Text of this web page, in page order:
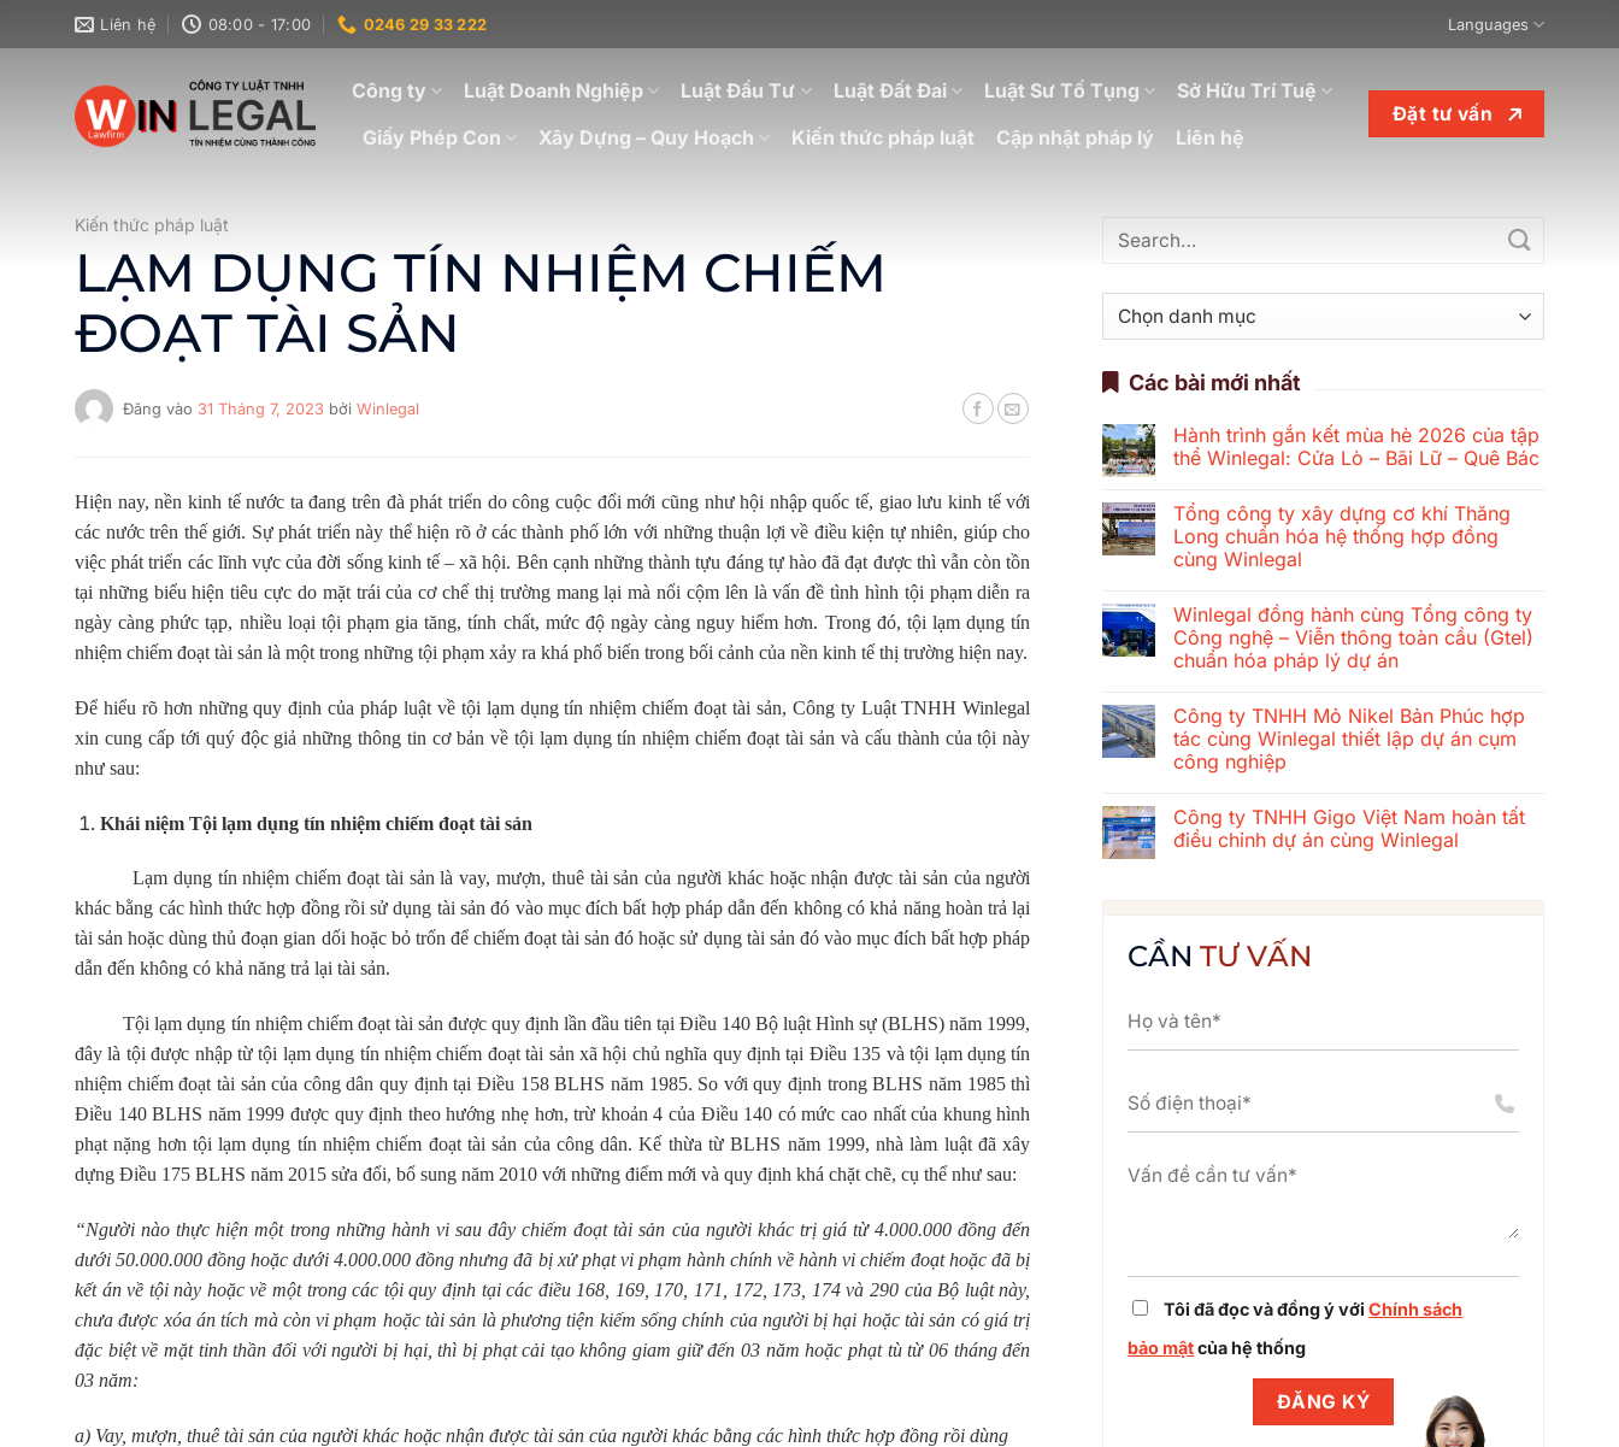
qua
Liên hệ 08:00 - 17:00 0246 29 33 222 Languages
Công ty Luật Doanh Nghiệp Luật Đầu Tư Luật Đất Đai Luật Sư Tố Tụng
Sở Hữu Trí Tuệ
Giấy Phép Con
Xây Dựng – Quy Hoạch Kiến thức pháp luật Cập nhật pháp lý Liên hệ
Đặt tư vấn
Kiến thức pháp luật
LẠM DỤNG TÍN NHIỆM CHIẾM
ĐOẠT TÀI SẢN
Đăng vào 31 Tháng 7, 2023 bởi Winlegal
Hiện nay, nền kinh tế nước ta đang trên đà phát triển do công cuộc đổi mới cũng như hội nhập quốc tế, giao lưu kinh tế với
các nước trên thế giới. Sự phát triển này thể hiện rõ ở các thành phố lớn với những thuận lợi về điều kiện tự nhiên, giúp cho
việc phát triển các lĩnh vực của đời sống kinh tế – xã hội. Bên cạnh những thành tựu đáng tự hào đã đạt được thì vẫn còn tồn
tại những biểu hiện tiêu cực do mặt trái của cơ chế thị trường mang lại mà nổi cộm lên là vấn đề tình hình tội phạm diễn ra
ngày càng phức tạp, nhiều loại tội phạm gia tăng, tính chất, mức độ ngày càng nguy hiểm hơn. Trong đó, tội lạm dụng tín
nhiệm chiếm đoạt tài sản là một trong những tội phạm xảy ra khá phổ biến trong bối cảnh của nền kinh tế thị trường hiện nay.
Để hiểu rõ hơn những quy định của pháp luật về tội lạm dụng tín nhiệm chiếm đoạt tài sản, Công ty Luật TNHH Winlegal
xin cung cấp tới quý độc giả những thông tin cơ bản về tội lạm dụng tín nhiệm chiếm đoạt tài sản và cấu thành của tội này
như sau:
Khái niệm Tội lạm dụng tín nhiệm chiếm đoạt tài sản
Lạm dụng tín nhiệm chiếm đoạt tài sản là vay, mượn, thuê tài sản của người khác hoặc nhận được tài sản của người
khác bằng các hình thức hợp đồng rồi sử dụng tài sản đó vào mục đích bất hợp pháp dẫn đến không có khả năng hoàn trả lại
tài sản hoặc dùng thủ đoạn gian dối hoặc bỏ trốn để chiếm đoạt tài sản đó hoặc sử dụng tài sản đó vào mục đích bất hợp pháp
dẫn đến không có khả năng trả lại tài sản.
Tội lạm dụng tín nhiệm chiếm đoạt tài sản được quy định lần đầu tiên tại Điều 140 Bộ luật Hình sự (BLHS) năm 1999,
đây là tội được nhập từ tội lạm dụng tín nhiệm chiếm đoạt tài sản xã hội chủ nghĩa quy định tại Điều 135 và tội lạm dụng tín
nhiệm chiếm đoạt tài sản của công dân quy định tại Điều 158 BLHS năm 1985. So với quy định trong BLHS năm 1985 thì
Điều 140 BLHS năm 1999 được quy định theo hướng nhẹ hơn, trừ khoản 4 của Điều 140 có mức cao nhất của khung hình
phạt nặng hơn tội lạm dụng tín nhiệm chiếm đoạt tài sản của công dân. Kế thừa từ BLHS năm 1999, nhà làm luật đã xây
dựng Điều 175 BLHS năm 2015 sửa đổi, bổ sung năm 2010 với những điểm mới và quy định khá chặt chẽ, cụ thể như sau:
“Người nào thực hiện một trong những hành vi sau đây chiếm đoạt tài sản của người khác trị giá từ 4.000.000 đồng đến
dưới 50.000.000 đồng hoặc dưới 4.000.000 đồng nhưng đã bị xử phạt vi phạm hành chính về hành vi chiếm đoạt hoặc đã bị
kết án về tội này hoặc về một trong các tội quy định tại các điều 168, 169, 170, 171, 172, 173, 174 và 290 của Bộ luật này,
chưa được xóa án tích mà còn vi phạm hoặc tài sản là phương tiện kiếm sống chính của người bị hại hoặc tài sản có giá trị
đặc biệt về mặt tinh thần đối với người bị hại, thì bị phạt cải tạo không giam giữ đến 03 năm hoặc phạt tù từ 06 tháng đến
03 năm:
a) Vay, mượn, thuê tài sản của người khác hoặc nhận được tài sản của người khác bằng các hình thức hợp đồng rồi dùng
Danh
mục
Các bài mới nhất
Hành trình gắn kết mùa hè 2026 của tập
thể Winlegal: Cửa Lò – Bãi Lữ – Quê Bác
bình
luận
ở
Hành
kết
mùa
hè
2026
của
Winlegal:
Cửa
Lò
–
–
Quê
Bác
Tổng công ty xây dựng cơ khí Thăng
Long chuẩn hóa hệ thống hợp đồng
cùng Winlegal
bình
luận
ở
Tổng
xây
dựng
cơ
khí
Thăng
hóa
hệ
thống
Winlegal đồng hành cùng Tổng công ty
Công nghệ – Viễn thông toàn cầu (Gtel)
chuẩn hóa pháp lý dự án
bình
luận
ở
Winlegal
cùng
Tổng
công
toàn
cầu
hóa
pháp
Công ty TNHH Mỏ Nikel Bản Phúc hợp
tác cùng Winlegal thiết lập dự án cụm
công nghiệp
bình
luận
ở
Bản
Phúc
Winlegal
lập
cụm
công
nghiệp
Công ty TNHH Gigo Việt Nam hoàn tất
điều chỉnh dự án cùng Winlegal
Công
ty
Nam
tất
dự
án
cùng
CẦNTƯ VẤN
Tôi đã đọc và đồng ý vớiChính sách
bảo mậtcủa hệ thống